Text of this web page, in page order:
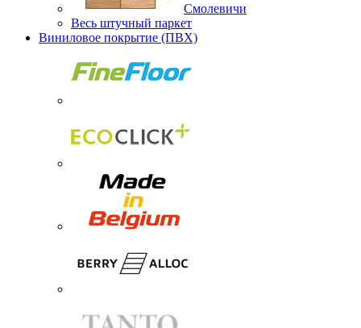
Смолевичи
Весь штучный паркет
Виниловое покрытие (ПВХ)